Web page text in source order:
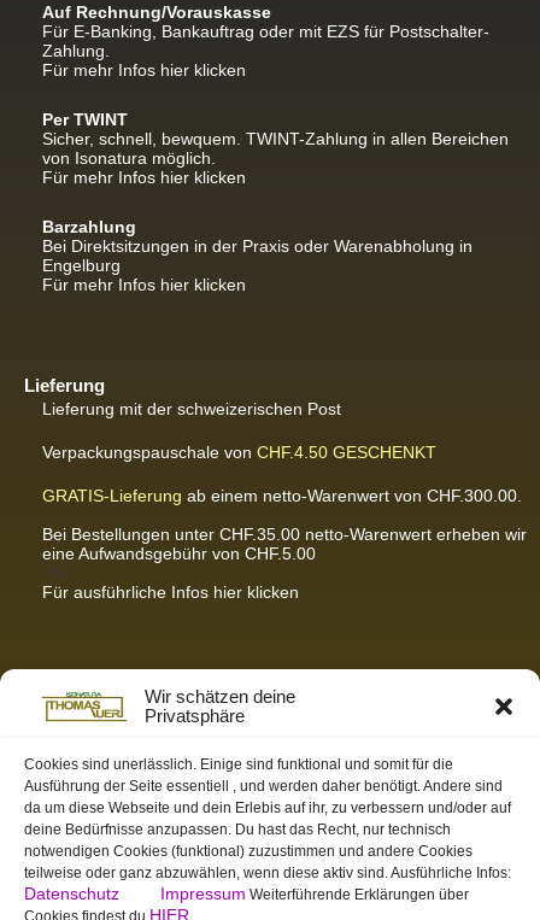
Wir schätzen deine
Privatsphäre
Cookies sind unerlässlich. Einige sind funktional und somit für die
Ausführung der Seite essentiell , und werden daher benötigt. Andere sind
da um diese Webseite und dein Erlebis auf ihr, zu verbessern und/oder auf
deine Bedürfnisse anzupassen. Du hast das Recht, nur technisch
notwendigen Cookies (funktional) zuzustimmen und andere Cookies
teilweise oder ganz abzuwählen, wenn diese aktiv sind. Ausführliche Infos:
Datenschutz Impressum Weiterführende Erklärungen über
Cookies findest du HIER
Auf Rechnung/Vorauskasse
Für E-Banking, Bankauftrag oder mit EZS für Postschalter-
Zahlung.
Für mehr Infos hier klicken
Per TWINT
Sicher, schnell, bewquem. TWINT-Zahlung in allen Bereichen
von Isonatura möglich.
Für mehr Infos hier klicken
Barzahlung
Bei Direktsitzungen in der Praxis oder Warenabholung in
Engelburg
Für mehr Infos hier klicken
Lieferung
Lieferung mit der schweizerischen Post
Verpackungspauschale von CHF.4.50 GESCHENKT
GRATIS-Lieferung ab einem netto-Warenwert von CHF.300.00.
Bei Bestellungen unter CHF.35.00 netto-Warenwert erheben wir
eine Aufwandsgebühr von CHF.5.00
<br
Für ausführliche Infos hier klicken
Partnerseiten / Empfehlungen
K-Wellness – Karin Meier
S&S Informatik GmbH
Ihr Partner für zukunftsorientierte Informatik
Swiss-skymodel
opens your eyes
St. Gallen Info